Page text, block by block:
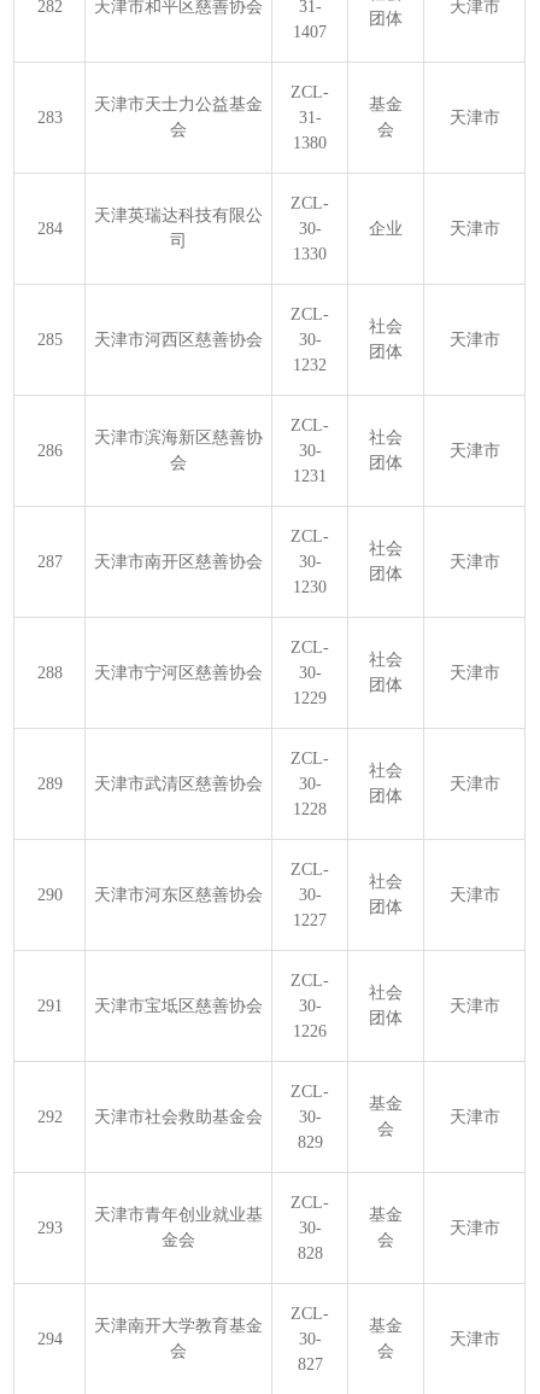
282 天津市和平区慈善协会
31-
1407
团体
天津市
283
天津市天士力公益基金
会
ZCL-
31-
1380
基金
会
天津市
284
天津英瑞达科技有限公
司
ZCL-
30-
1330
企业 天津市
285 天津市河西区慈善协会
ZCL-
30-
1232
社会
团体
天津市
286
天津市滨海新区慈善协
会
ZCL-
30-
1231
社会
团体
天津市
287 天津市南开区慈善协会
ZCL-
30-
1230
社会
团体
天津市
288 天津市宁河区慈善协会
ZCL-
30-
1229
社会
团体
天津市
289 天津市武清区慈善协会
ZCL-
30-
1228
社会
团体
天津市
290 天津市河东区慈善协会
ZCL-
30-
1227
社会
团体
天津市
291 天津市宝坻区慈善协会
ZCL-
30-
1226
社会
团体
天津市
292 天津市社会救助基金会
ZCL-
30-
829
基金
会
天津市
293
天津市青年创业就业基
金会
ZCL-
30-
828
基金
会
天津市
294
天津南开大学教育基金
会
ZCL-
30-
827
基金
会
天津市